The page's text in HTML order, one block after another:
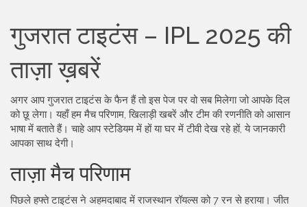
गुजरात टाइटंस – IPL 2025 की
ताज़ा ख़बरें
अगर आप गुजरात टाइटंस के फैन हैं तो इस पेज पर वो सब मिलेगा जो आपके दिल
को छू लेगा। यहाँ हम मैच परिणाम, खिलाड़ी खबरें और टीम की रणनीति को आसान
भाषा में बताते हैं। चाहे आप स्टेडियम में हों या घर में टीवी देख रहे हों, ये जानकारी
आपका साथ देगी।
ताज़ा मैच परिणाम
पिछले हफ्ते टाइटंस ने अहमदाबाद में राजस्थान रॉयल्स को 7 रन से हराया। जीत